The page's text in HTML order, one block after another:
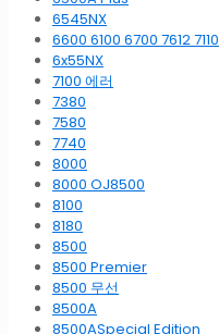
6545NX
6600 6100 6700 7612 7110
6x55NX
7100 에러
7380
7580
7740
8000
8000 OJ8500
8100
8180
8500
8500 Premier
8500 무선
8500A
8500ASpecial Edition